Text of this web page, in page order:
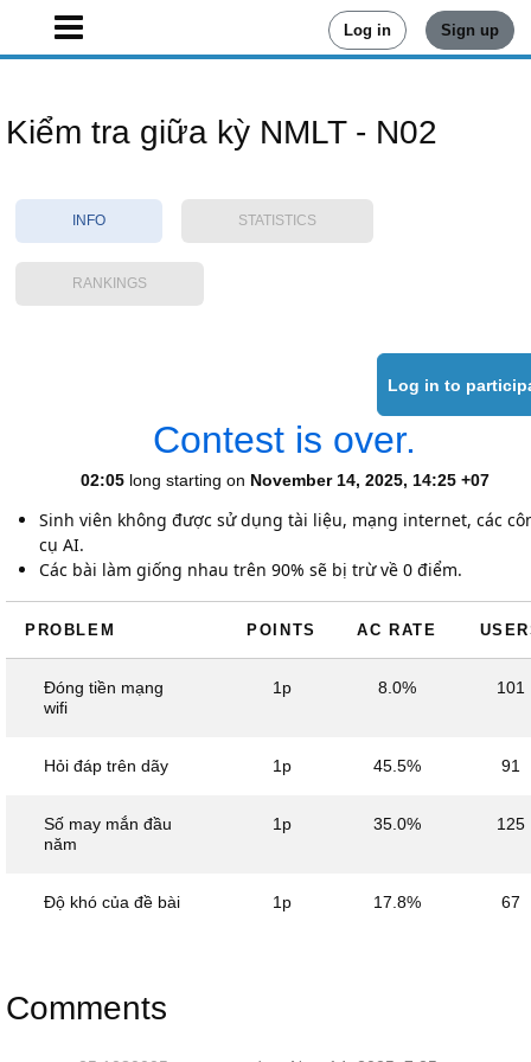
Log in Sign up
Kiểm tra giữa kỳ NMLT - N02
INFO STATISTICS
RANKINGS
Contest is over.
02:05long starting on November 14, 2025, 14:25 +07
Sinh viên không được sử dụng tài liệu, mạng internet, các
cụ AI.
Các bài làm giống nhau trên 90% sẽ bị trừ về 0 điểm.
PROBLEM POINTS AC RATE
Đóng tiền mạng
wifi
1p 8.0% 101
Hỏi đáp trên dãy 1p 45.5% 91
Số may mắn đầu
năm
1p 35.0% 125
Độ khó của đề bài 1p 17.8% 67
Comments